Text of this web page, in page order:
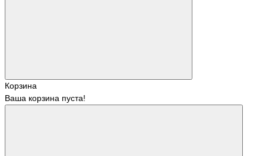
Корзина
Ваша корзина пуста!